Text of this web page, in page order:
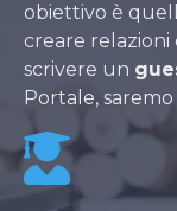
obiettivo è
creare relazioni
scrivere un
Portale, saremo